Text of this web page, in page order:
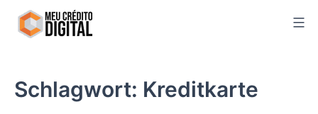
Skip
Schlagwort: Kreditkarte